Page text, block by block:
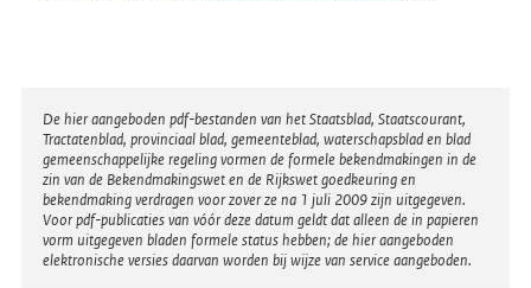
r
n
e
l
i
n
Disclaimer
De hier aangeboden pdf-bestanden van het Staatsblad, Staatscourant,
Tractatenblad, provinciaal blad, gemeenteblad, waterschapsblad en blad
gemeenschappelijke regeling vormen de formele bekendmakingen in de
zin van de Bekendmakingswet en de Rijkswet goedkeuring en
bekendmaking verdragen voor zover ze na 1 juli 2009 zijn uitgegeven.
Voor pdf-publicaties van vóór deze datum geldt dat alleen de in papieren
vorm uitgegeven bladen formele status hebben; de hier aangeboden
elektronische versies daarvan worden bij wijze van service aangeboden.